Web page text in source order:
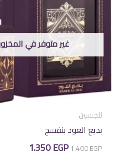
غير متوفر في
للجنسين
بديع العود بنفسج
1.400EGP السعر
الأصلي1.350EGP